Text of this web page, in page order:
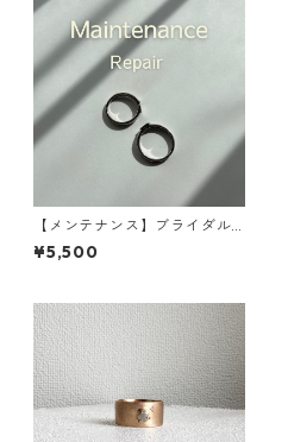
【メンテナンス】ブライダル
仕上げ直し
¥5,500